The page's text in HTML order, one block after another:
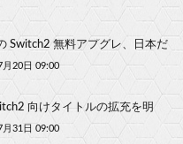
Switch2 無料アプグレ、日本だ
月20日 09:00
向けタイトルの拡充を明
月31日 09:00